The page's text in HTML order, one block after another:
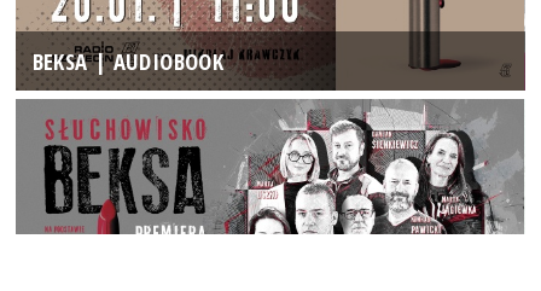
BEKSA | AUDIOBOOK